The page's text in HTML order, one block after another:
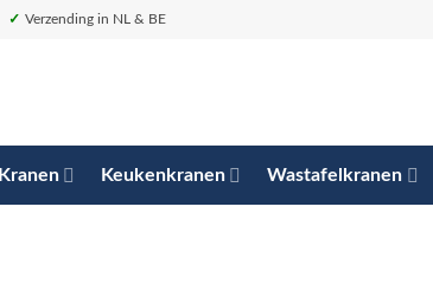
✓ Verzending in NL & BE
Kranen Keukenkranen Wastafelkranen